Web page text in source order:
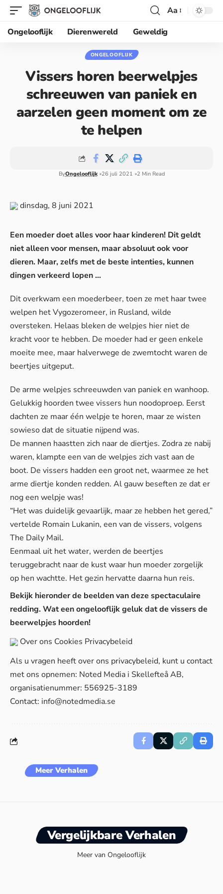
Aa
Ongelooflijk
Dierenwereld Geweldig
ONGELOOFLIJK
Vissers horen beerwelpjes
schreeuwen van paniek en
aarzelen geen moment om ze
te helpen
ByOngelooflijk 26 juli 2021 2 Min Read
dinsdag, 8 juni 2021
Een moeder doet alles voor haar kinderen! Dit geldt
niet alleen voor mensen, maar absoluut ook voor
dieren. Maar, zelfs met de beste intenties, kunnen
dingen verkeerd lopen …
Dit overkwam een moederbeer, toen ze met haar twee
welpen het Vygozeromeer, in Rusland, wilde
oversteken. Helaas bleken de welpjes hier niet de
kracht voor te hebben. De moeder had er geen enkele
moeite mee, maar halverwege de zwemtocht waren de
beertjes uitgeput.
De arme welpjes schreeuwden van paniek en wanhoop.
Gelukkig hoorden twee vissers hun noodoproep. Eerst
dachten ze maar één welpje te horen, maar ze wisten
sowieso dat de situatie nijpend was.
De mannen haastten zich naar de diertjes. Zodra ze nabij
waren, klampte een van de welpjes zich vast aan de
boot. De vissers hadden een groot net, waarmee ze het
arme diertje konden redden. Al gauw beseften ze dat er
nog een welpje was!
“Het was duidelijk gevaarlijk, maar ze hebben het gered,”
vertelde Romain Lukanin, een van de vissers, volgens
The Daily Mail.
Eenmaal uit het water, werden de beertjes
teruggebracht naar de kust waar hun moeder zorgelijk
op hen wachtte. Het gezin hervatte daarna hun reis.
Bekijk hieronder de beelden van deze spectaculaire
redding. Wat een ongelooflijk geluk dat de vissers de
beerwelpjes hoorden!
Over ons Cookies Privacybeleid
Als u vragen heeft over ons privacybeleid, kunt u contact
met ons opnemen: Noted Media i Skellefteå AB,
organisatienummer: 556925-3189
Contact: info@notedmedia.se
Meer Verhalen
Vergelijkbare Verhalen
Meer van Ongelooflijk